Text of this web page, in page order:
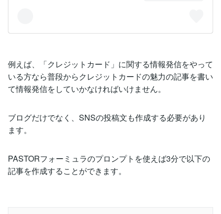
例えば、「クレジットカード」に関する情報発信をやって
いる方なら普段からクレジットカードの魅力の記事を書い
て情報発信をしていかなければいけません。
ブログだけでなく、SNSの投稿文も作成する必要があり
ます。
PASTORフォーミュラのプロンプトを使えば3分で以下の
記事を作成することができます。